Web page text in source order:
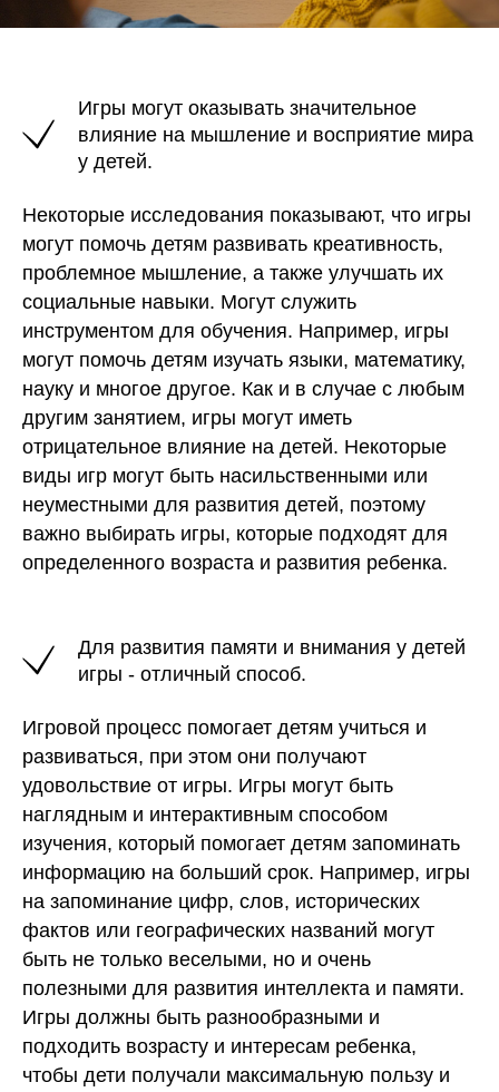
Игры могут оказывать значительное
влияние на мышление и восприятие мира
у детей.
Некоторые исследования показывают, что игры
могут помочь детям развивать креативность,
проблемное мышление, а также улучшать их
социальные навыки. Могут служить
инструментом для обучения. Например, игры
могут помочь детям изучать языки, математику,
науку и многое другое. Как и в случае с любым
другим занятием, игры могут иметь
отрицательное влияние на детей. Некоторые
виды игр могут быть насильственными или
неуместными для развития детей, поэтому
важно выбирать игры, которые подходят для
определенного возраста и развития ребенка.
Для развития памяти и внимания у детей
игры - отличный способ.
Игровой процесс помогает детям учиться и
развиваться, при этом они получают
удовольствие от игры. Игры могут быть
наглядным и интерактивным способом
изучения, который помогает детям запоминать
информацию на больший срок. Например, игры
на запоминание цифр, слов, исторических
фактов или географических названий могут
быть не только веселыми, но и очень
полезными для развития интеллекта и памяти.
Игры должны быть разнообразными и
подходить возрасту и интересам ребенка,
чтобы дети получали максимальную пользу и